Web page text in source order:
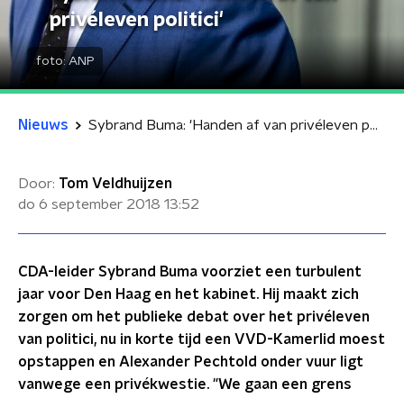
privéleven politici'
foto:ANP
Nieuws Sybrand Buma: 'Handen af van privéleven politici'
Door: Tom Veldhuijzen
do 6 september 2018 13:52
CDA-leider Sybrand Buma voorziet een turbulent
jaar voor Den Haag en het kabinet. Hij maakt zich
zorgen om het publieke debat over het privéleven
van politici, nu in korte tijd een VVD-Kamerlid moest
opstappen en Alexander Pechtold onder vuur ligt
vanwege een privékwestie. "We gaan een grens